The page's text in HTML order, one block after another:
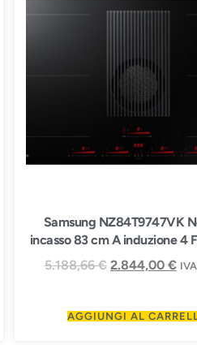
Samsung NZ84T9747VK
incasso 83 cm A induzione 4
5.188,66€ 2.844,00 €
AGGIUNGI AL